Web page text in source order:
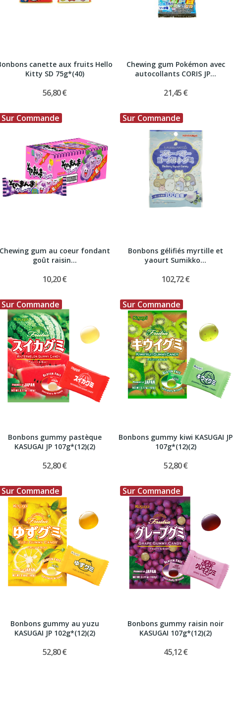
canette aux fruits Hello
Kitty SD 75g*(40)
56,80 €
Chewing gum Pokémon avec
autocollants CORIS JP...
21,45 €
Sur Commande
Chewing gum au coeur fondant
goût raisin...
10,20 €
Sur Commande
Bonbons gélifiés myrtille et
yaourt Sumikko...
102,72 €
Sur Commande
Bonbons gummy pastèque
KASUGAI JP 107g*(12)(2)
52,80 €
Sur Commande
Bonbons gummy kiwi KASUGAI JP
107g*(12)(2)
52,80 €
Sur Commande
Bonbons gummy au yuzu
KASUGAI JP 102g*(12)(2)
52,80 €
Sur Commande
Bonbons gummy raisin noir
KASUGAI 107g*(12)(2)
45,12 €